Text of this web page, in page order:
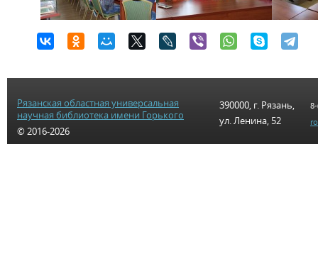
Рязанская областная универсальная
научная библиотека имени Горького
© 2016-2026
390000, г. Рязань,
ул. Ленина, 52